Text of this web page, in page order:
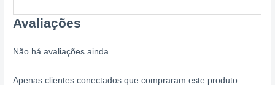
Avaliações
Não há avaliações ainda.
Apenas clientes conectados que compraram este produto